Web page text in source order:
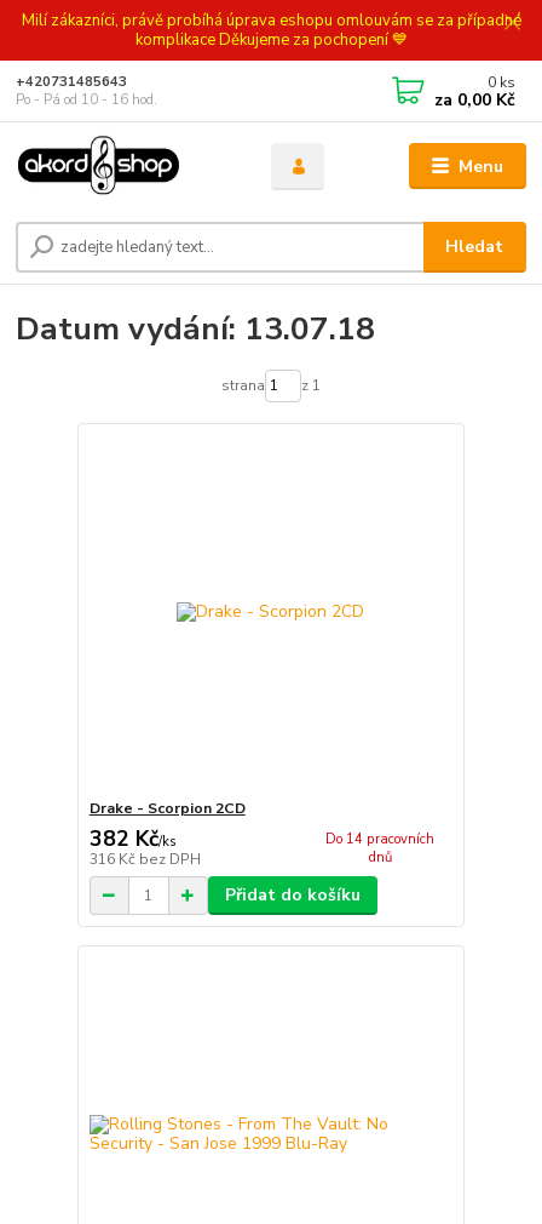
Milí zákazníci, právě probíhá úprava eshopu omlouvám se za případné
komplikace Děkujeme za pochopení 💙
Menu
Hledat
+420731485643
Po - Pá od 10 - 16 hod.
0 ks
za 0,00 Kč
Datum vydání: 13.07.18
strana z 1
Drake - Scorpion 2CD
382 Kč/ks
316 Kč bez DPH
Do 14 pracovních
dnů
Přidat do košíku